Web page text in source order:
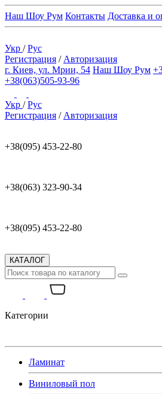
Наш Шоу Рум Контакты Доставка и
Укр /Рус
Регистрация / Авторизация
г. Киев, ул. Мрии, 54 Наш Шоу Рум
+38(063)505-93-96
Укр /Рус
Регистрация / Авторизация
+38(095) 453-22-80
+38(063) 323-90-34
+38(095) 453-22-80
КАТАЛОГ
Категории
Ламинат
Виниловый пол